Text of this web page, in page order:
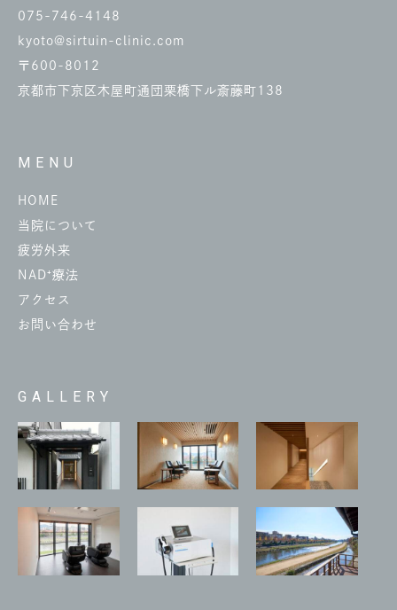
075-746-4148
kyoto@sirtuin-clinic.com
〒600-8012
京都市下京区木屋町通団栗橋下ル斎藤町138
MENU
HOME
当院について
疲労外来
NAD⁺療法
アクセス
お問い合わせ
GALLERY